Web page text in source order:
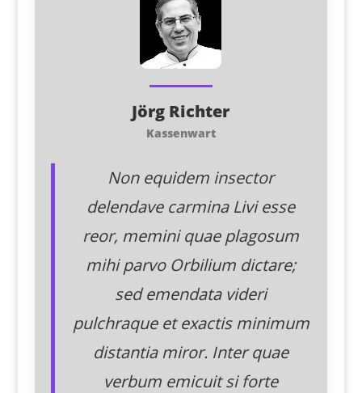
Jörg Richter
Kassenwart
Non equidem insector
delendave carmina Livi esse
reor, memini quae plagosum
mihi parvo Orbilium dictare;
sed emendata videri
pulchraque et exactis minimum
distantia miror. Inter quae
verbum emicuit si forte